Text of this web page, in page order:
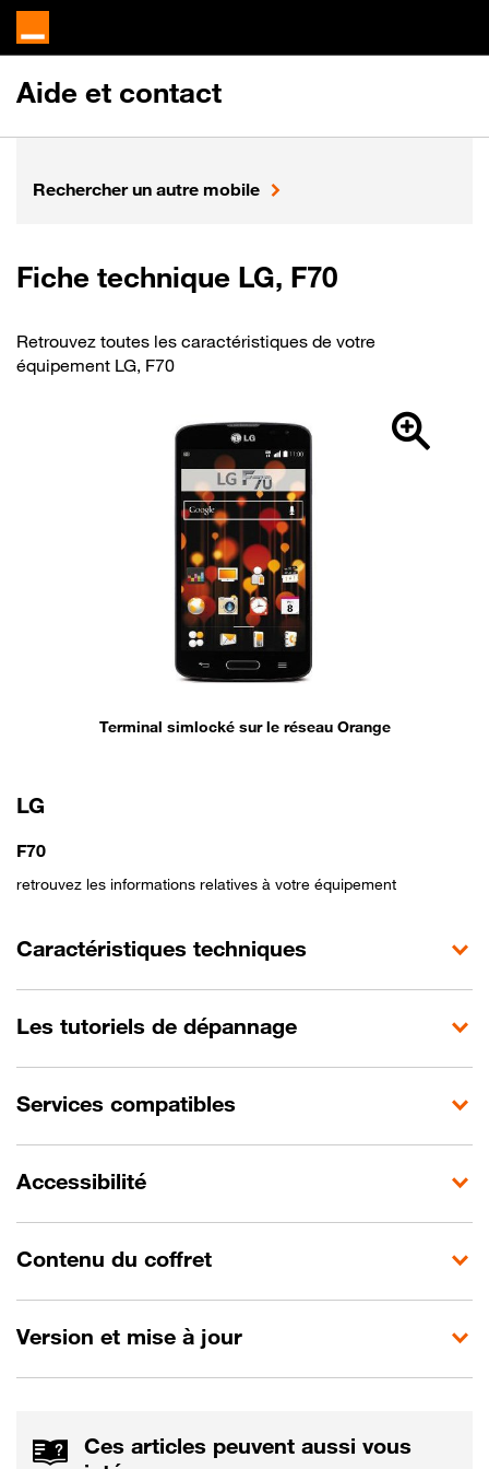
Aide et contact
Rechercher un autre mobile
Fiche technique LG, F70
Retrouvez toutes les caractéristiques de votre
équipement LG, F70
Terminal simlocké sur le réseau Orange
LG
F70
retrouvez les informations relatives à votre équipement
Caractéristiques techniques
Les tutoriels de dépannage
Services compatibles
Accessibilité
Contenu du coffret
Version et mise à jour
Ces articles peuvent aussi vous